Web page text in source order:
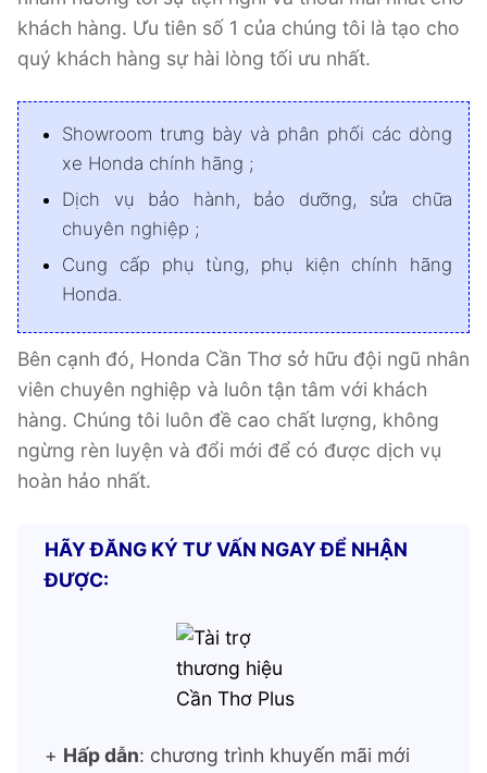
khách hàng. Ưu tiên số 1 của chúng tôi là tạo cho
quý khách hàng sự hài lòng tối ưu nhất.
Showroom trưng bày và phân phối các dòng
xe Honda chính hãng ;
Dịch vụ bảo hành, bảo dưỡng, sửa chữa
chuyên nghiệp ;
Cung cấp phụ tùng, phụ kiện chính hãng
Honda.
Bên cạnh đó, Honda Cần Thơ sở hữu đội ngũ nhân
viên chuyên nghiệp và luôn tận tâm với khách
hàng. Chúng tôi luôn đề cao chất lượng, không
ngừng rèn luyện và đổi mới để có được dịch vụ
hoàn hảo nhất.
HÃY ĐĂNG KÝ TƯ VẤN NGAY ĐỂ NHẬN
ĐƯỢC:
+ Hấp dẫn: chương trình khuyến mãi mới